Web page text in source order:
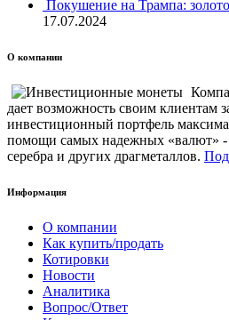
Покушение на Трампа:
17.07.2024
О компании
дает возможность своим клиентам
инвестиционный портфель
помощи самых надежных «валют» -
серебра и других драгметаллов.
Информация
О компании
Как купить/продать
Котировки
Новости
Аналитика
Вопрос/Ответ